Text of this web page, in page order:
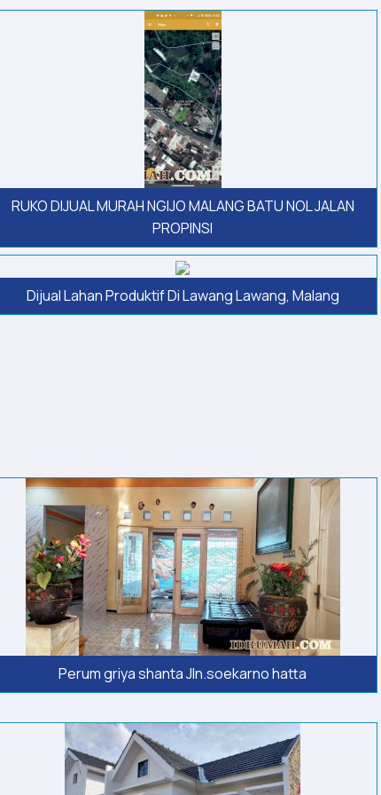
RUKO DIJUAL MURAH NGIJO MALANG BATU NOL JALAN
PROPINSI
Dijual Lahan Produktif Di Lawang Lawang, Malang
Perum griya shanta Jln.soekarno hatta